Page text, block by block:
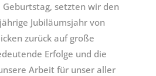
setzten wir den
Jubiläumsjahr von
zurück auf große
Erfolge und die
Arbeit für unser aller